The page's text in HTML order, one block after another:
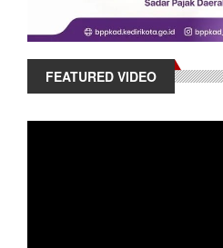
FEATURED VIDEO